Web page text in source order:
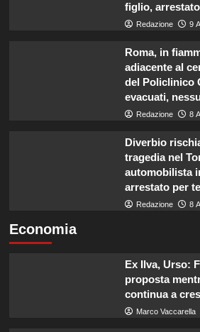
figlio,
Redazione 9
Roma, in
adiacente al
del Policlinico
evacuati,
Redazione 8
Diverbio
tragedia nel
automobilista
arrestato per
Redazione 8
Economia
Ex Ilva, Urso:
proposta
continua a
Marco Vaccarella